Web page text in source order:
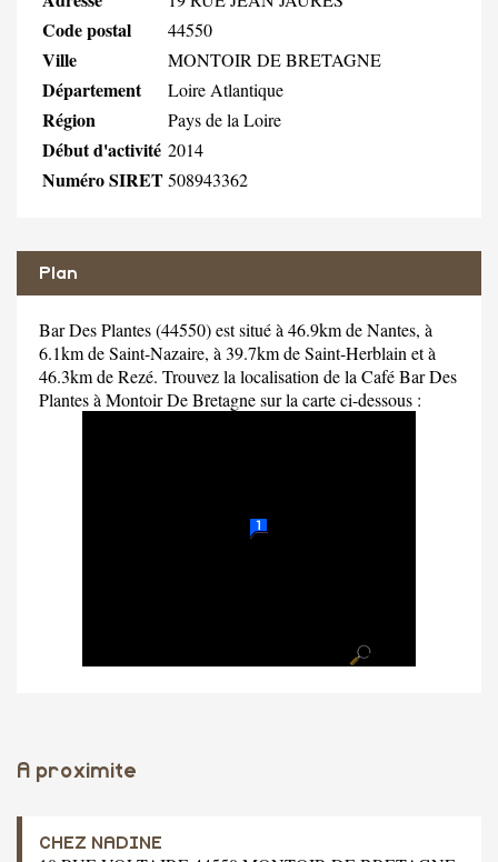
Code postal 44550
Ville MONTOIR DE BRETAGNE
Département Loire Atlantique
Région Pays de la Loire
Début d'activité 2014
Numéro SIRET508943362
Plan
Bar Des Plantes (44550) est situé à 46.9km de Nantes, à
6.1km de Saint-Nazaire, à 39.7km de Saint-Herblain et à
46.3km de Rezé. Trouvez la localisation de la Café Bar Des
Plantes à Montoir De Bretagne sur la carte ci-dessous :
A proximite
CHEZ NADINE